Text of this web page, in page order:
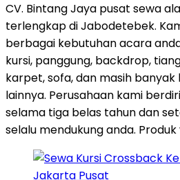
CV. Bintang Jaya pusat sewa
terlengkap di Jabodetebek.
berbagai kebutuhan acara
kursi, panggung, backdrop,
karpet, sofa, dan masih
lainnya. Perusahaan kami
selama tiga belas tahun dan
selalu mendukung anda. Produk